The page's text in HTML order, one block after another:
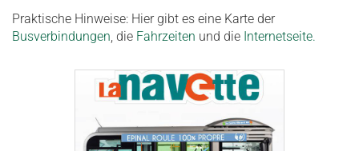
Praktische Hinweise: Hier gibt es eine Karte der
Busverbindungen, die Fahrzeiten und die Internetseite.